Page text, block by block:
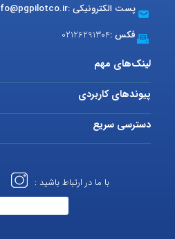
پست الکترونیکی :
فکس :02126291304
لینک‌های مهم
پیوندهای کاربردی
دسترسی سریع
با ما در ارتباط باشید :